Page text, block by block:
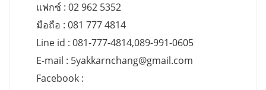
แฟกซ์ : 02 962 5352
มือถือ : 081 777 4814
Line id : 081-777-4814,089-991-0605
E-mail : 5yakkarnchang@gmail.com
Facebook :